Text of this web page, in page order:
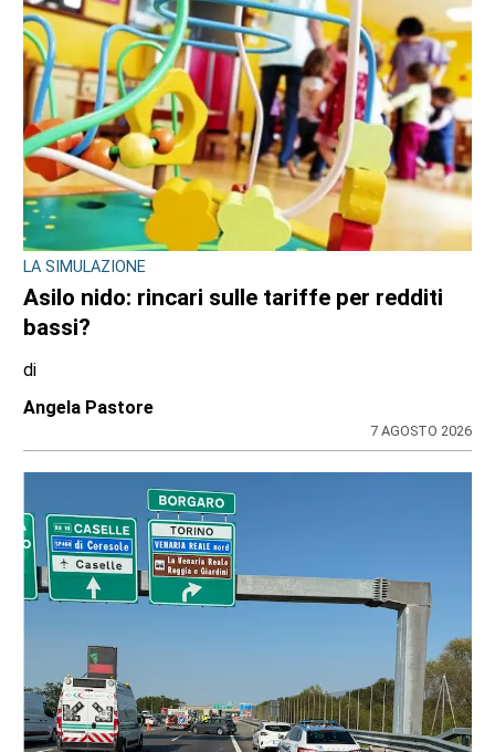
7 AGOSTO 2026
BORGARO TORINESE
Casa della Salute in ritardo sul Pnrr: stop ai
lavori per l’amianto, ditta messa in mora
dal Comune
Stefano Tubia